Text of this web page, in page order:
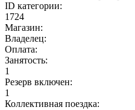
ID категории:
1724
Магазин:
Владелец:
Оплата:
Занятость:
1
Резерв включен:
1
Коллективная поездка: